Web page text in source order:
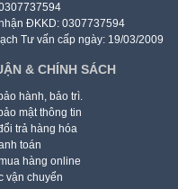
ĐKKD: 0307737594
Tư vấn cấp ngày: 19/03/2009
& CHÍNH SÁCH
hành, bảo trì.
mật thông tin
trả hàng hóa
toán
hàng online
vận chuyển